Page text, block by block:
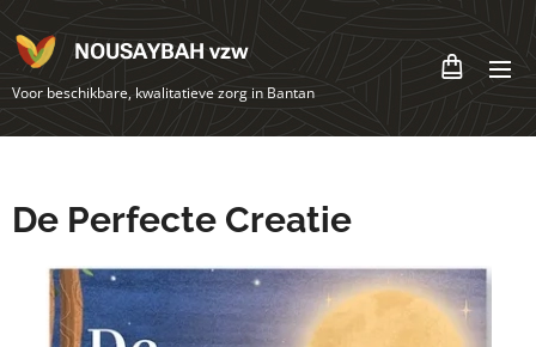
NOUSAYBAH vzw
Voor beschikbare, kwalitatieve zorg in Bantan
De Perfecte Creatie